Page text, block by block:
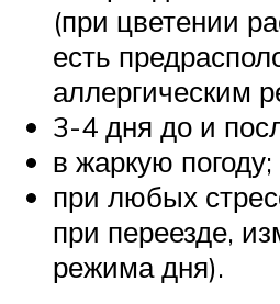
(при цветении
есть
аллергическим
3-4 дня до и
в жаркую погоду;
при любых
при переезде,
режима дня).